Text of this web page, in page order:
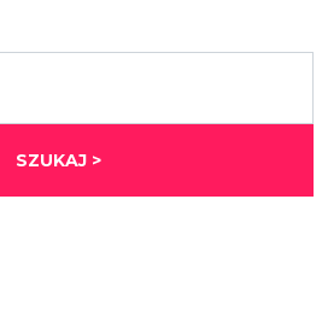
SZUKAJ >